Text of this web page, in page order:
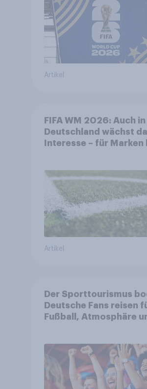
Artikel
FIFA WM 2026: Auch in
Deutschland wächst
Interesse – für Marken
Artikel
Der Sporttourismus
Deutsche Fans reisen
Fußball, Atmosphäre